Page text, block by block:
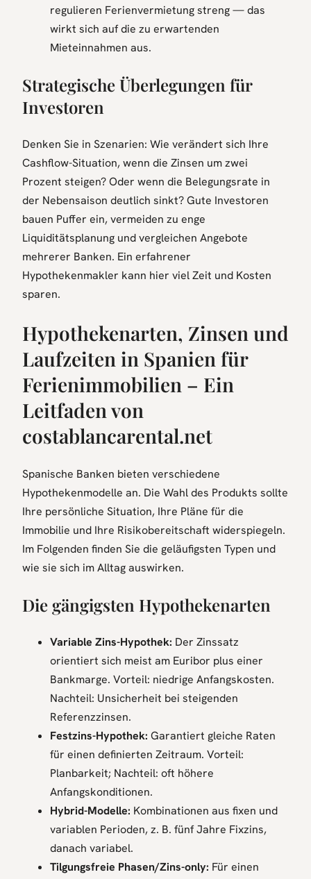
regulieren Ferienvermietung streng — das
wirkt sich auf die zu erwartenden
Mieteinnahmen aus.
Strategische Überlegungen für
Investoren
Denken Sie in Szenarien: Wie verändert sich Ihre
Cashflow-Situation, wenn die Zinsen um zwei
Prozent steigen? Oder wenn die Belegungsrate in
der Nebensaison deutlich sinkt? Gute Investoren
bauen Puffer ein, vermeiden zu enge
Liquiditätsplanung und vergleichen Angebote
mehrerer Banken. Ein erfahrener
Hypothekenmakler kann hier viel Zeit und Kosten
sparen.
Hypothekenarten, Zinsen und
Laufzeiten in Spanien für
Ferienimmobilien – Ein
Leitfaden von
costablancarental.net
Spanische Banken bieten verschiedene
Hypothekenmodelle an. Die Wahl des Produkts sollte
Ihre persönliche Situation, Ihre Pläne für die
Immobilie und Ihre Risikobereitschaft widerspiegeln.
Im Folgenden finden Sie die geläufigsten Typen und
wie sie sich im Alltag auswirken.
Die gängigsten Hypothekenarten
Variable Zins-Hypothek: Der Zinssatz
orientiert sich meist am Euribor plus einer
Bankmarge. Vorteil: niedrige Anfangskosten.
Nachteil: Unsicherheit bei steigenden
Referenzzinsen.
Festzins-Hypothek: Garantiert gleiche Raten
für einen definierten Zeitraum. Vorteil:
Planbarkeit; Nachteil: oft höhere
Anfangskonditionen.
Hybrid-Modelle: Kombinationen aus fixen und
variablen Perioden, z. B. fünf Jahre Fixzins,
danach variabel.
Tilgungsfreie Phasen/Zins-only: Für einen